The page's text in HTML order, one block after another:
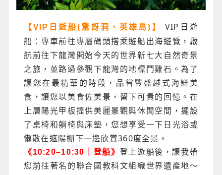
【VIP日遊船(驚訝洞、英雄島)】
VIP日遊
船：專車前往專屬碼頭搭乘遊船出海遊覽，啟
航前往下龍灣開始今天的世界新七大自然奇景
之旅，並路過參觀下龍灣的地標鬥雞石。為了
讓您在最精華的時段，品嘗豐盛越式海鮮美
食，讓您以美食佐美景，留下可貴的回憶。在
上層陽光甲板提供美麗景觀與休閒空間，擺設
了桌椅和躺椅與床墊，您想享受一下日光浴或
懶散在遮陽棚下一邊欣賞360度全景。
《10:20–10:30｜登船》 登上遊船後，讓我帶
您前往著名的聯合國教科文組織世界遺產地～